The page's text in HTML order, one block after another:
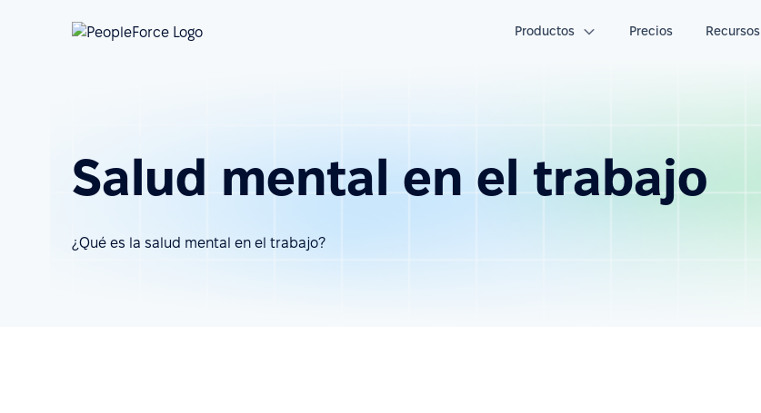
Productos Precios Recursos
Salud mental en el trabajo
¿Qué es la salud mental en el trabajo?